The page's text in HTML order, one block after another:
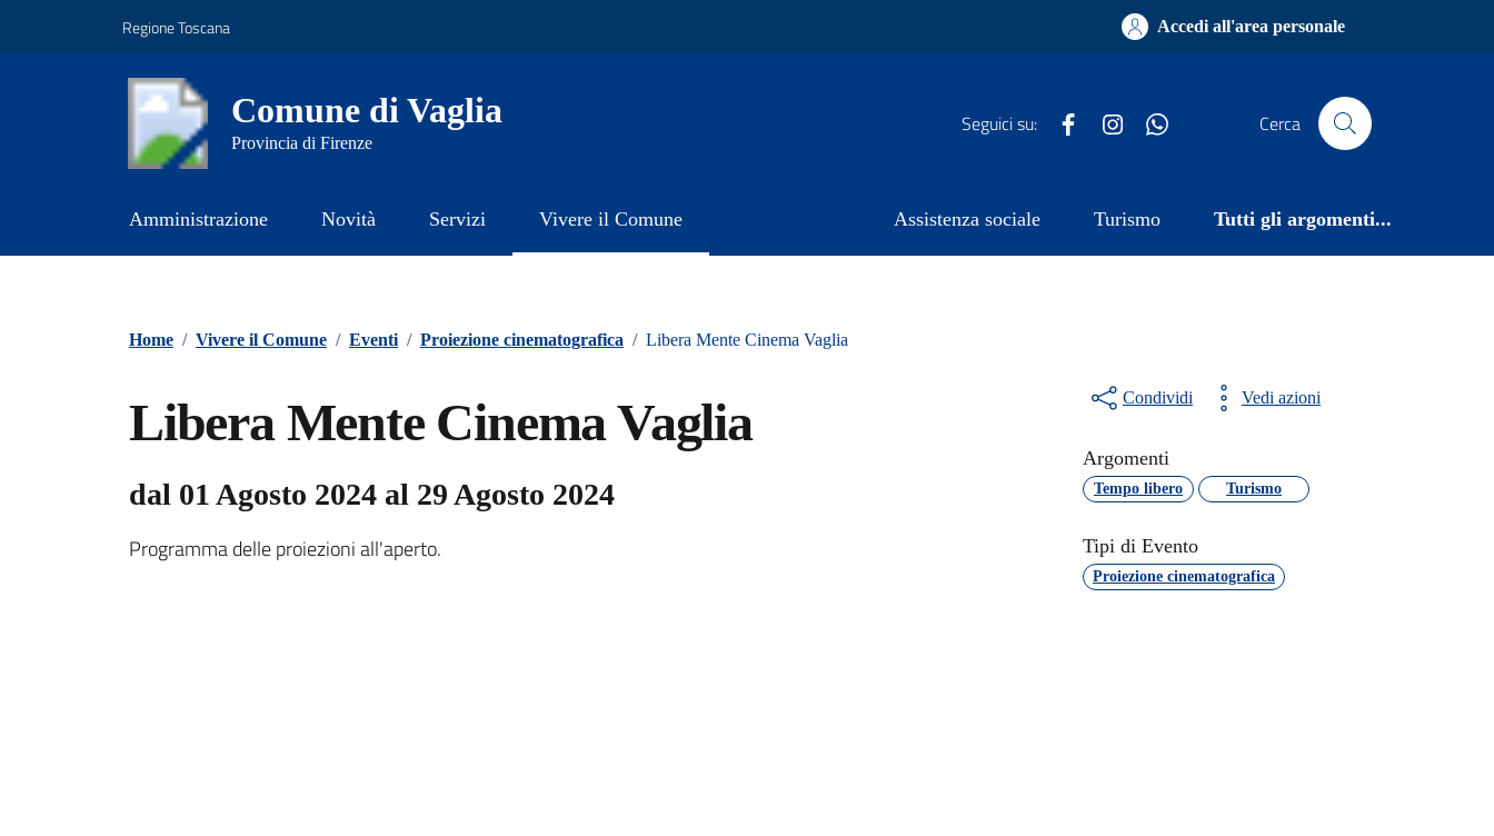
Regione Toscana Accedi all'area personale
Comune di Vaglia
Provincia di Firenze
Seguici su: FacebookInstagram Cerca
Amministrazione Novità Servizi Vivere il Comune Assistenza sociale Turismo Tutti gli argomenti...
Home / Vivere il Comune / Eventi / Proiezione cinematografica / Libera Mente Cinema Vaglia
Libera Mente Cinema Vaglia
dal 01 Agosto 2024 al 29 Agosto 2024
Programma delle proiezioni all'aperto.
Condividi Vedi azioni
Argomenti
Tempo libero Turismo
Tipi di Evento
Proiezione cinematografica